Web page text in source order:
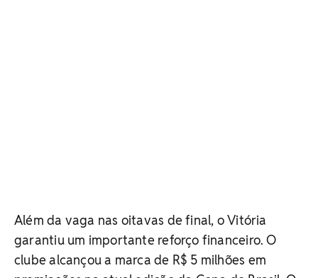
Além da vaga nas oitavas de final, o Vitória
garantiu um importante reforço financeiro. O
clube alcançou a marca de R$ 5 milhões em